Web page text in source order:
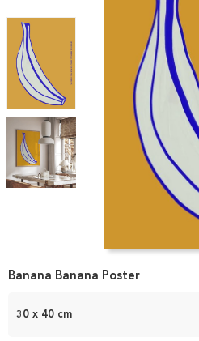
1
30 x 40 cm
Banana Banana Poster